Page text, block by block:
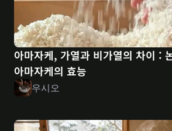
아마자케, 가열과 비가열의 차이 :
아마자케의 효능
우시오